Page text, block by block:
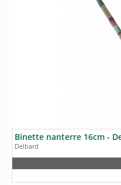
Binette nanterre 16cm -
Delbard